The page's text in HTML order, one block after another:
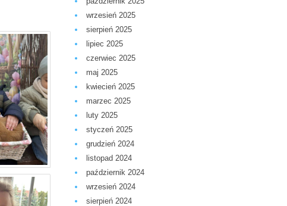
wrzesień 2025
sierpień 2025
lipiec 2025
czerwiec 2025
maj 2025
kwiecień 2025
marzec 2025
luty 2025
styczeń 2025
grudzień 2024
listopad 2024
październik 2024
wrzesień 2024
sierpień 2024